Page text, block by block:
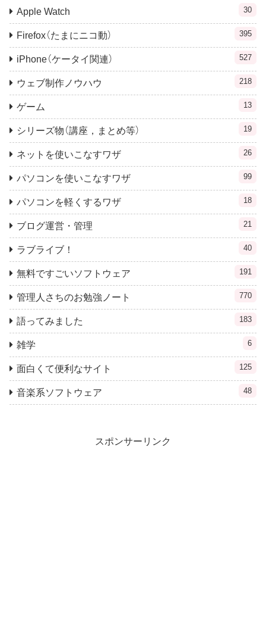
Apple Watch 30
Firefox（たまにニコ動） 395
iPhone（ケータイ関連） 527
ウェブ制作ノウハウ 218
ゲーム 13
シリーズ物（講座，まとめ等） 19
ネットを使いこなすワザ 26
パソコンを使いこなすワザ 99
パソコンを軽くするワザ 18
ブログ運営・管理 21
ラブライブ！ 40
無料ですごいソフトウェア 191
管理人さちのお勉強ノート 770
語ってみました 183
雑学 6
面白くて便利なサイト 125
音楽系ソフトウェア 48
スポンサーリンク